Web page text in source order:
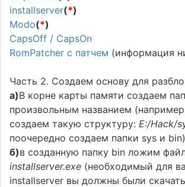
installserver(*)
Modo(*)
CapsOff / CapsOn
RomPatcher с патчем (информация
Часть 2. Создаем основу для
а)В корне карты памяти создаем
произвольным названием
создаем такую структуру: E:/Hack/
поочередно создаем папки sys и bin)
б)в созданную папку bin ложим
installserver.exe (необходимый для
installserver вы должны были